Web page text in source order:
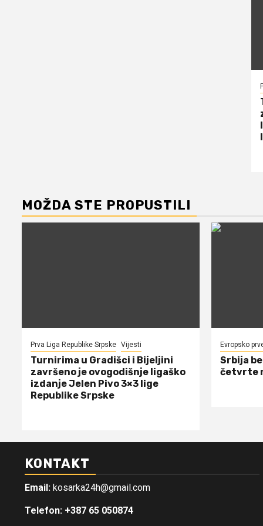
MOŽDA STE PROPUSTILI
Prva Liga Republike Srpske Vijesti
Turnirima u Gradišci i Bijeljini
završeno je ovogodišnje ligaško
izdanje Jelen Pivo 3×3 lige
Republike Srpske
Evropsko
Srbija
četvrte
KONTAKT
Email: kosarka24h@gmail.com
Telefon: +387 65 050874